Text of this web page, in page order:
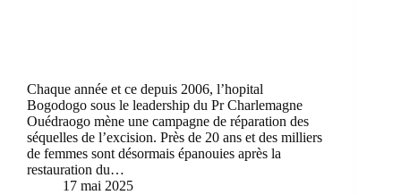
Chaque année et ce depuis 2006, l’hopital
Bogodogo sous le leadership du Pr Charlemagne
Ouédraogo mène une campagne de réparation des
séquelles de l’excision. Près de 20 ans et des milliers
de femmes sont désormais épanouies après la
restauration du…
17 mai 2025